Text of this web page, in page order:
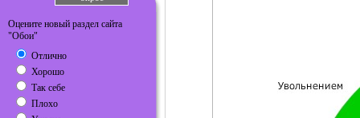
Оцените новый раздел сайта
"Обои"
Отлично
Хорошо
Так себе
Плохо